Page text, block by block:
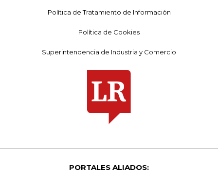
Política de Tratamiento de Información
Política de Cookies
Superintendencia de Industria y Comercio
PORTALES ALIADOS: